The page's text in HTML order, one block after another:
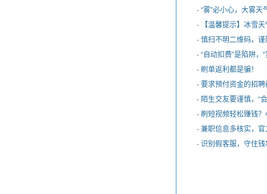
· “雾”必小心，大雾天
·
【温馨提示】冰雪
· 慎扫不明二维码，
· “自动扣费”是陷阱，
· 刷单返利都是骗！
· 要求预付资金的招
· 陌生交友要谨慎，“
· 刷短视频轻松赚钱
· 兼职信息多核实，
· 识别假客服，守住钱